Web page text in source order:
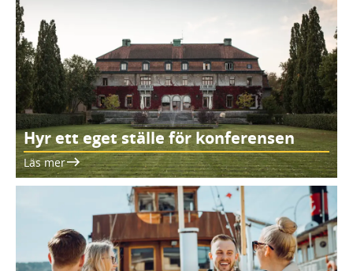
Hyr ett eget ställe för konferensen
Läs mer